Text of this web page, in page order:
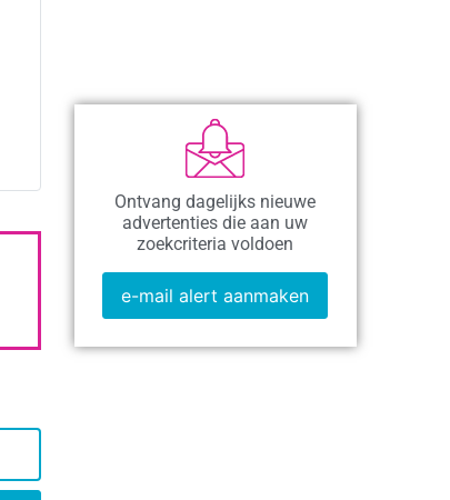
Ontvang dagelijks nieuwe
advertenties die aan uw
zoekcriteria voldoen
e-mail alert aanmaken